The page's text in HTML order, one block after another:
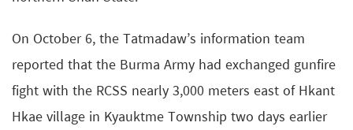
On October 6, the Tatmadaw’s information team
reported that the Burma Army had exchanged gunfire
fight with the RCSS nearly 3,000 meters east of Hkant
Hkae village in Kyauktme Township two days earlier